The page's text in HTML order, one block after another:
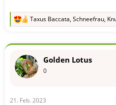
R
k
o
:
Taxus Baccata, Schneefrau,
Golden Lotus
0
21. Feb. 2023